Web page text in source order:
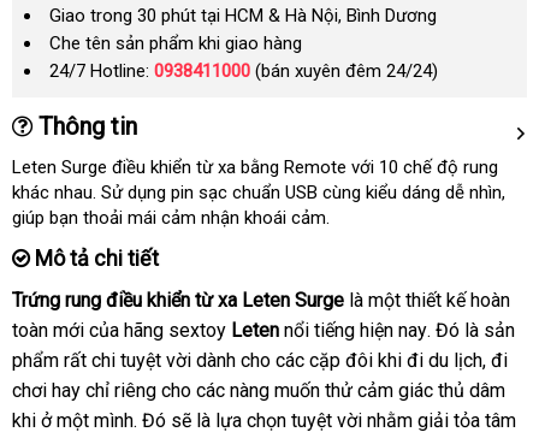
Giao trong 30 phút tại HCM & Hà Nội, Bình Dương
Che tên sản phẩm khi giao hàng
24/7 Hotline: 0938411000 (bán xuyên đêm 24/24)
Thông tin
Leten Surge điều khiển từ xa bằng Remote lấy
hàng
với 10 chế độ rung
khác nhauở
đâu
uy
tín
. Sử dụng pin sạc chuẩn USB cùng kiểu dáng dễ nhìndịch
,
giúp bạn thoải mái cảm nhận khoái cảm.
Mô tả chi tiết
Trứng rung điều khiển từ xa Leten Surge là một thiết kế hoàn
toàn mới thanh
lý
của hãng sextoy Leten nổi tiếng hỗ
trợ
hiện nayăn
trộm
. Đó là sản
phẩm shop
rất chi tuyệt vời dành cho xưởng
các cặp đôi khi đi du lịchnhập
hàng
, đi
chơi hay chỉ giá
rẻ
riêng cho đánh
giá
các nàng muốn thử cảm giác thủ dâm
khi ở một mìnhqua
. Đó tại
sẽ là lựa chọn tuyệt vời địa
nhằm giải tỏa tâm